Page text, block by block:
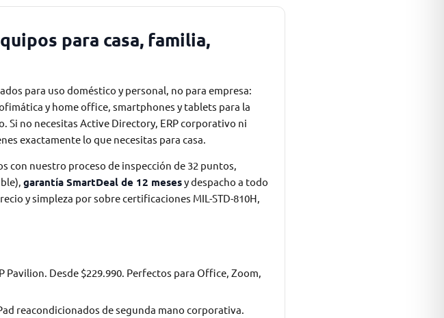
para casa, familia,
para uso doméstico y personal, no para empresa:
y home office, smartphones y tablets para la
no necesitas Active Directory, ERP corporativo ni
exactamente lo que necesitas para casa.
con nuestro proceso de inspección de 32 puntos,
garantía SmartDeal de 12 mesesy despacho a todo
y simpleza por sobre certificaciones MIL-STD-810H,
Pavilion. Desde $229.990. Perfectos para Office, Zoom,
reacondicionados de segunda mano corporativa.